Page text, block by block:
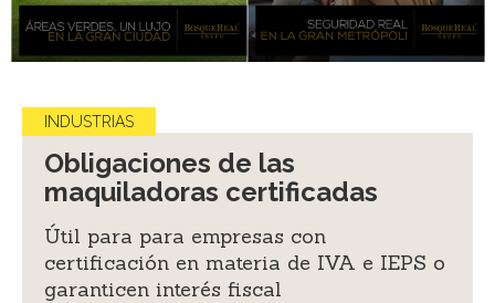
INDUSTRIAS
Obligaciones de las
maquiladoras certificadas
Útil para para empresas con
certificación en materia de IVA e IEPS o
garanticen interés fiscal